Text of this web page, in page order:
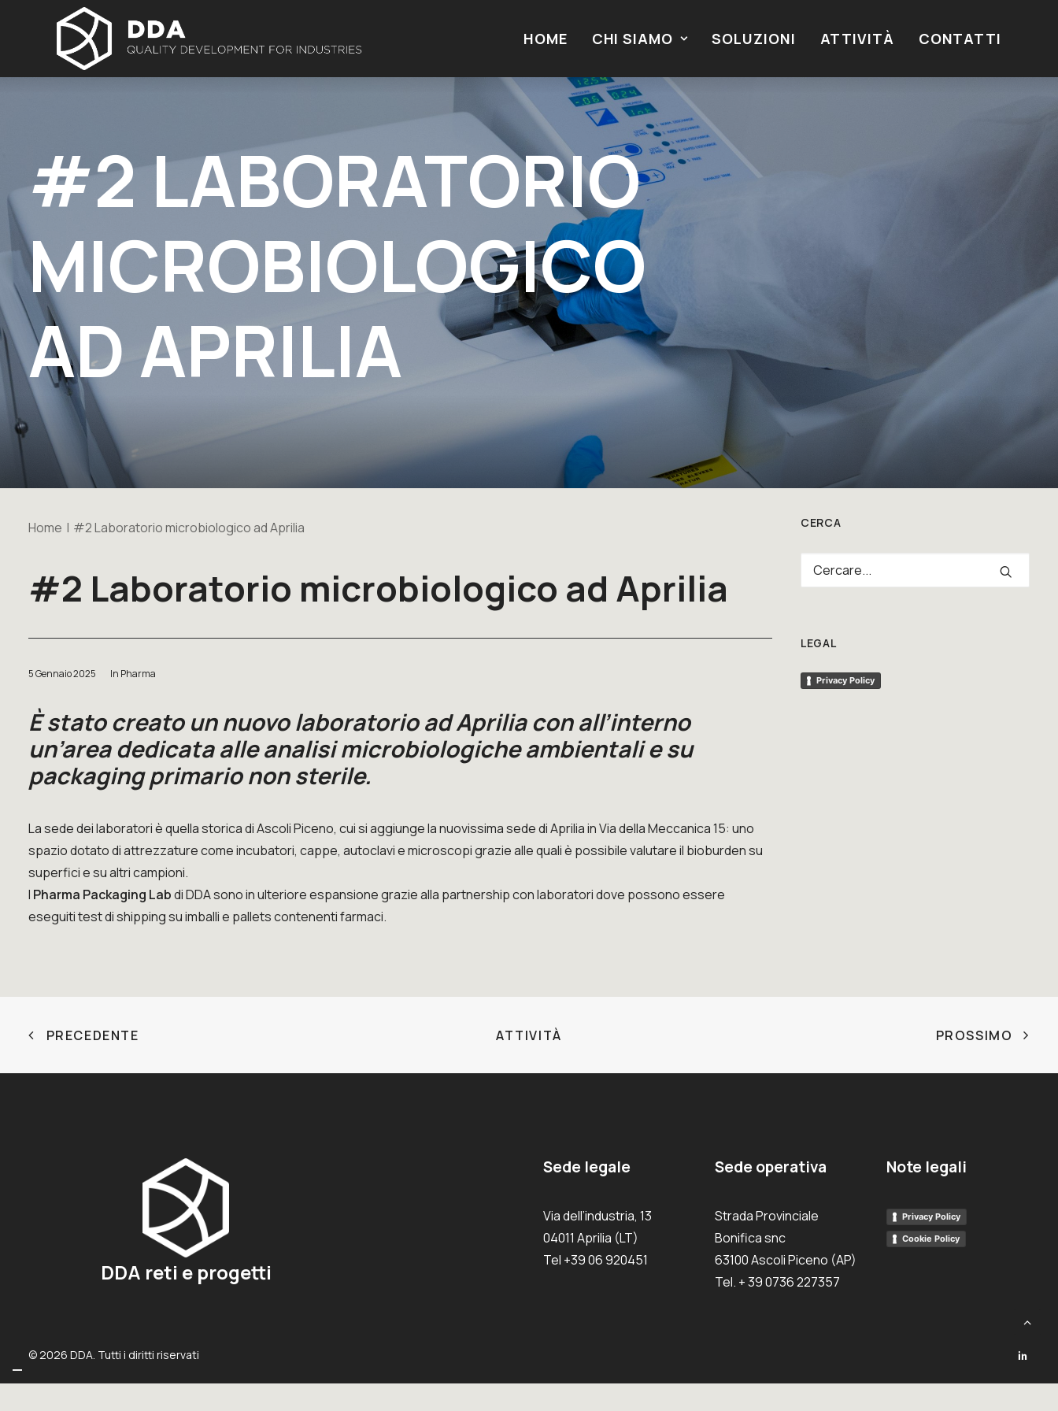
HOME CHI SIAMO SOLUZIONI ATTIVITÀ CONTATTI
#2 LABORATORIO
MICROBIOLOGICO
AD APRILIA
Home #2 Laboratorio microbiologico ad Aprilia
#2 Laboratorio microbiologico ad Aprilia
5 Gennaio 2025 In Pharma
È stato creato un nuovo laboratorio ad Aprilia con all’interno
un’area dedicata alle analisi microbiologiche ambientali e su
packaging primario non sterile.
La sede dei laboratori è quella storica di Ascoli Piceno, cui si aggiunge la nuovissima sede di Aprilia in Via della Meccanica 15: uno
spazio dotato di attrezzature come incubatori, cappe, autoclavi e microscopi grazie alle quali è possibile valutare il bioburden su
superfici e su altri campioni.
I Pharma Packaging Labdi DDA sono in ulteriore espansione grazie alla partnership con laboratori dove possono essere
eseguiti test di shipping su imballi e pallets contenenti farmaci.
CERCA
LEGAL
Privacy Policy
PRECEDENTE ATTIVITÀ PROSSIMO
DDA reti e progetti
Sede legale
Via dell’industria, 13
04011 Aprilia (LT)
Tel +39 06 920451
Sede operativa
Strada Provinciale
Bonifica snc
63100 Ascoli Piceno (AP)
Tel. + 39 0736 227357
Note legali
Privacy Policy
Cookie Policy
© 2026 DDA. Tutti i diritti riservati